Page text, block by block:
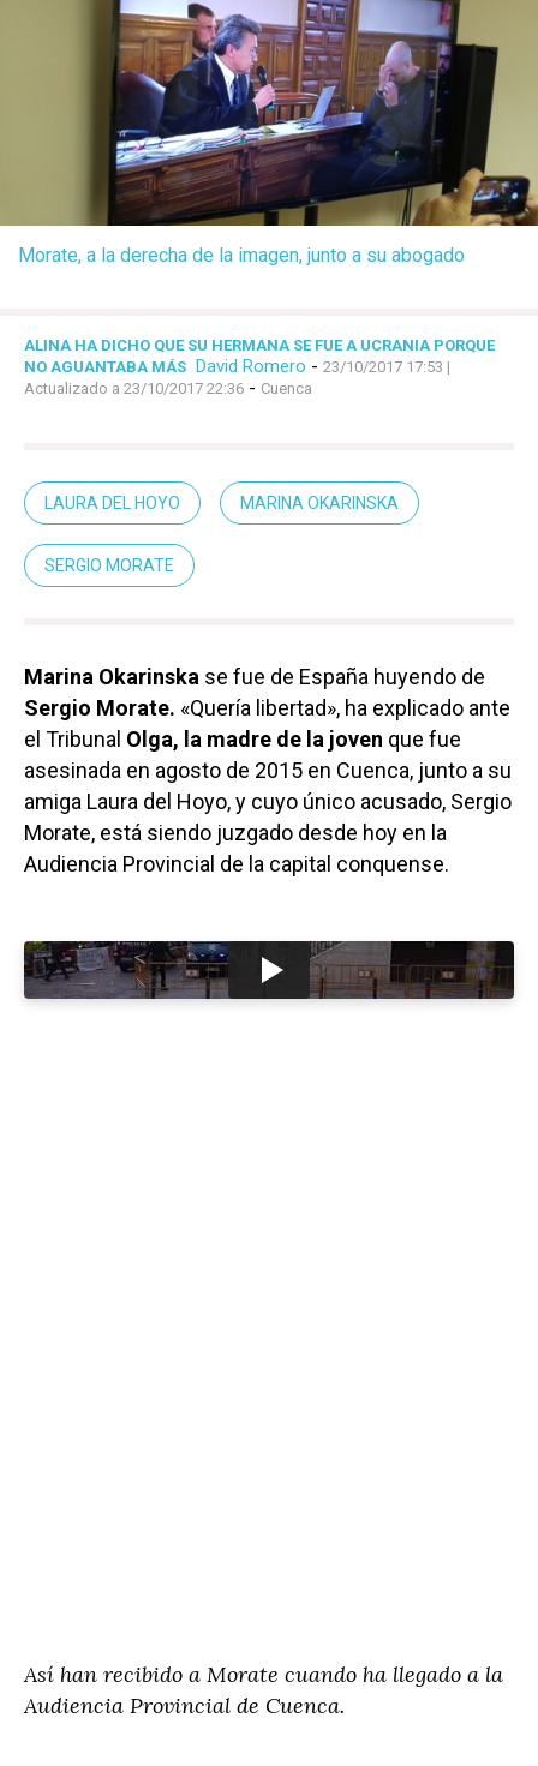
Morate, a la derecha de la imagen, junto a su abogado
ALINA HA DICHO QUE SU HERMANA SE FUE A UCRANIA PORQUE
NO AGUANTABA MÁS David Romero - 23/10/2017 17:53 |
Actualizado a 23/10/2017 22:36 - Cuenca
LAURA DEL HOYO MARINA OKARINSKA
SERGIO MORATE
Marina Okarinska se fue de España huyendo de
Sergio Morate. «Quería libertad», ha explicado ante
el Tribunal Olga, la madre de la joven que fue
asesinada en agosto de 2015 en Cuenca, junto a su
amiga Laura del Hoyo, y cuyo único acusado, Sergio
Morate, está siendo juzgado desde hoy en la
Audiencia Provincial de la capital conquense.
Así han recibido a Morate cuando ha llegado a la
Audiencia Provincial de Cuenca.